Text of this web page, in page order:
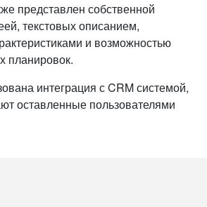
представлен собственной
текстовых описанием,
и возможностью
планировок.
интеграция с CRM системой,
оставленные пользователями